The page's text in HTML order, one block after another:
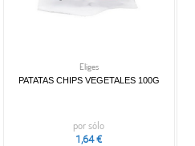
Eliges
PATATAS CHIPS VEGETALES 100G
por sólo
1,64 €